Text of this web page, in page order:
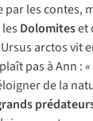
les contes,
les Dolomiteset
Ursus arctosvit
pas à Ann :
de la